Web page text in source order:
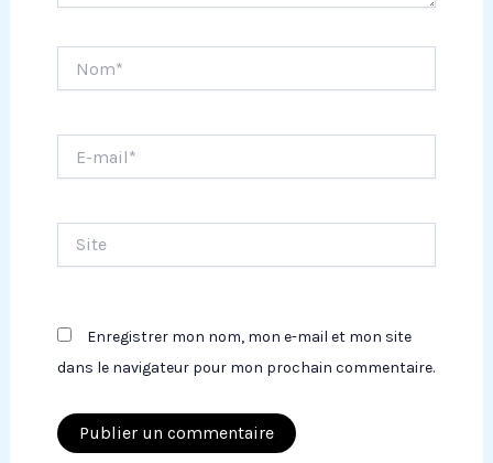
mail*
Enregistrer mon nom, mon e-mail et mon site
dans le navigateur pour mon prochain commentaire.